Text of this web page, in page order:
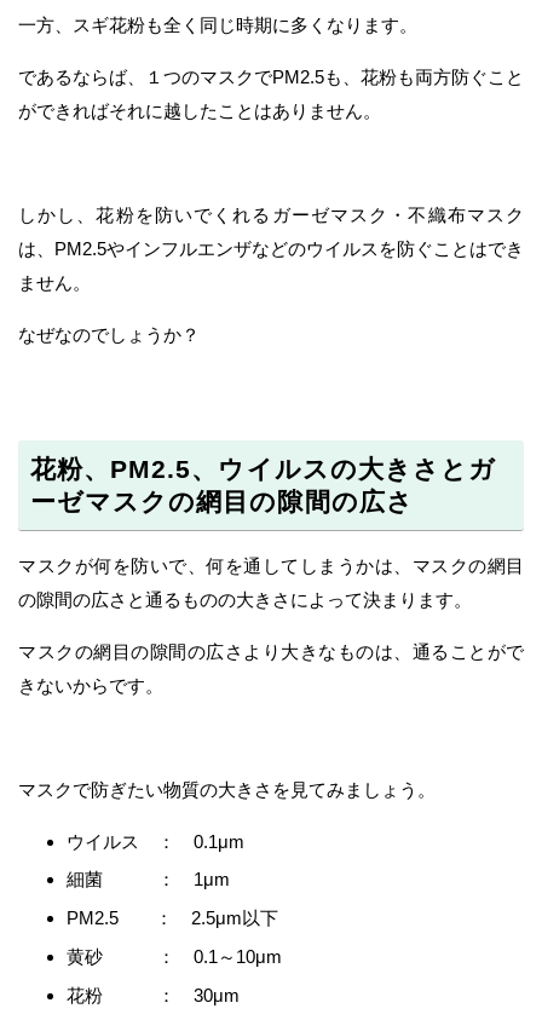
一方、スギ花粉も全く同じ時期に多くなります。
であるならば、１つのマスクでPM2.5も、花粉も両方防ぐこと
ができればそれに越したことはありません。
しかし、花粉を防いでくれるガーゼマスク・不織布マスク
は、PM2.5やインフルエンザなどのウイルスを防ぐことはでき
ません。
なぜなのでしょうか？
花粉、PM2.5、ウイルスの大きさとガ
ーゼマスクの網目の隙間の広さ
マスクが何を防いで、何を通してしまうかは、マスクの網目
の隙間の広さと通るものの大きさによって決まります。
マスクの網目の隙間の広さより大きなものは、通ることがで
きないからです。
マスクで防ぎたい物質の大きさを見てみましょう。
ウイルス ： 0.1μm
細菌 ： 1μm
PM2.5 ： 2.5μm以下
黄砂 ： 0.1～10μm
花粉 ： 30μm